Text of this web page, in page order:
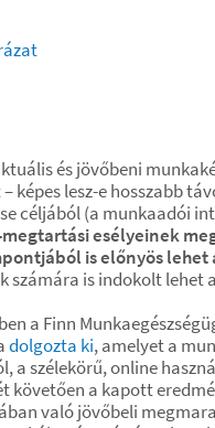
és jövőbeni
lesz-e hosszabb
céljából (a munkaadói
esélyeinek
is előnyös lehet
is indokolt lehet
a Finn
dolgozta ki, amelyet a
a szélekörű, online
követően a kapott
való jövőbeli